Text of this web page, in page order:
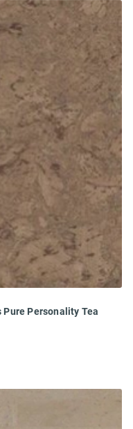
Personality Tea